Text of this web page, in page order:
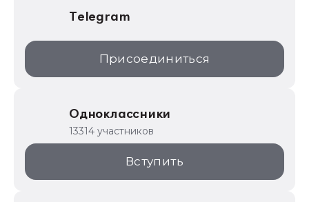
Telegram
Присоединиться
Одноклассники
13314 участников
Вступить